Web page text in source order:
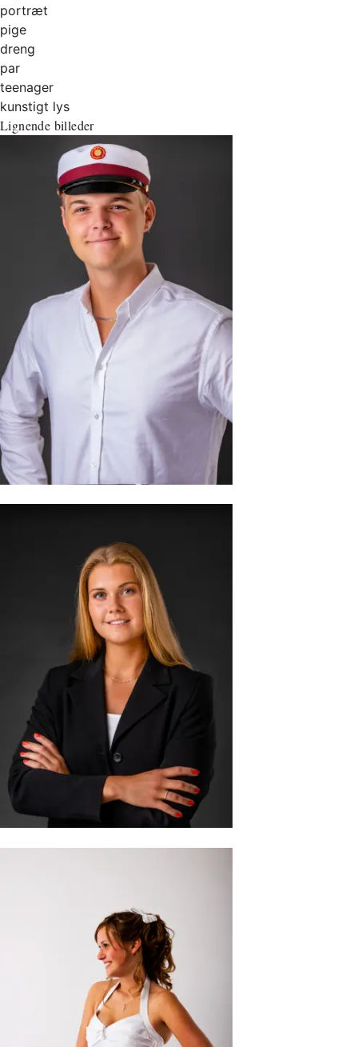
portræt
pige
dreng
par
teenager
kunstigt lys
Lignende billeder